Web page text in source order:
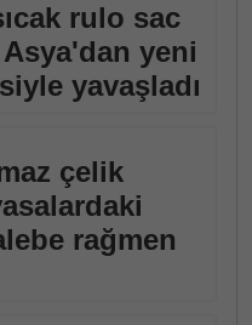
rulo sac
Asya'dan yeni
yavaşladı
çelik
rağmen